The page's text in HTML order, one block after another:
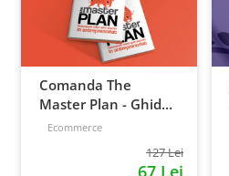
Comanda The
Master Plan - Ghid
pentru antreprenori,
Ecommerce
127 Lei